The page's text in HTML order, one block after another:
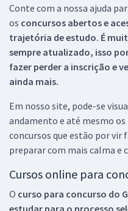
Conte com a nossa ajuda
os concursos abertos e
trajetória de estudo. É
sempre atualizado, isso
fazer perder a inscrição e
ainda mais.
Em nosso site, pode-se
andamento e até mesmo
concursos que estão por vir
preparar com mais calma e
Cursos online para
O curso para concurso do
estudar para o processo